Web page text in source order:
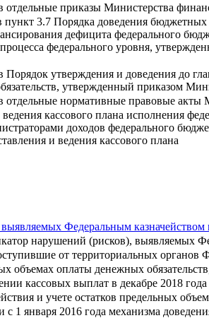
приказы Министерства
3.7 Порядка доведения
дефицита федерального
федерального уровня,
утверждения и доведения до
утвержденный приказом
нормативные правовые акты
кассового плана исполнения
доходов федерального
и ведения кассового плана
Федеральным
нарушений (рисков), выявляемых
от территориальных органов
объемах оплаты денежных
кассовых выплат в декабре 2018
и учете остатков предельных
1 января 2016 года механизма